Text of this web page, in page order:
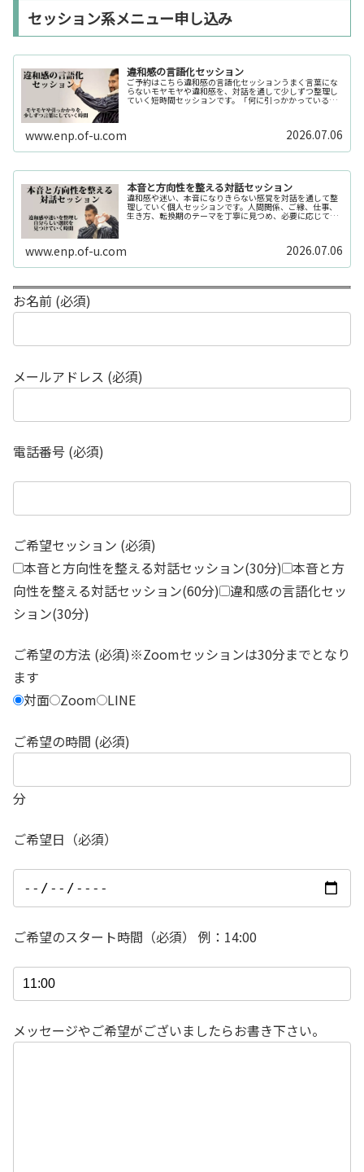
セッション系メニュー申し込み
違和感の言語化セッション
ご予約はこちら違和感の言語化セッションうまく言葉にな
らないモヤモヤや違和感を、対話を通して少しずつ整理し
ていく短時間セッションです。「何に引っかかっているの
www.enp.of-u.com 2026.07.06
本音と方向性を整える対話セッション
違和感や迷い、本音になりきらない感覚を対話を通して整
理していく個人セッションです。人間関係、ご縁、仕事、
生き方、転換期のテーマを丁寧に見つめ、必要に応じてカ
www.enp.of-u.com 2026.07.06
お名前 (必須)
メールアドレス (必須)
電話番号 (必須)
ご希望セッション (必須)
本音と方向性を整える対話セッション(30分) 本音と方
向性を整える対話セッション(60分) 違和感の言語化セッ
ション(30分)
ご希望の方法 (必須)※Zoomセッションは30分までとなり
ます
対面 Zoom LINE
ご希望の時間 (必須)
分
ご希望日（必須）
ご希望のスタート時間（必須） 例：14:00
メッセージやご希望がございましたらお書き下さい。